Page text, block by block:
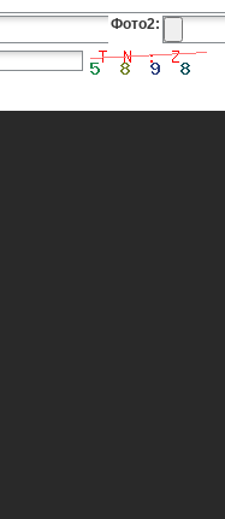
Фото2: